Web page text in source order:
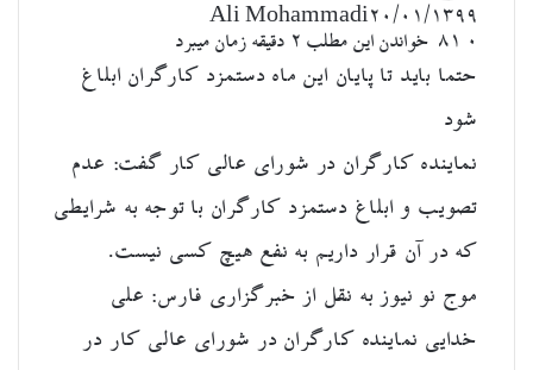
Ali Mohammadi۲۰/۰۱/۱۳۹۹
۰
خواندن این مطلب 2 دقیقه زمان میبرد
حتما باید تا پایان این ماه دستمزد کارگران ابلاغ
شود
نماینده کارگران در شورای عالی کار گفت: عدم
تصویب و ابلاغ دستمزد کارگران با توجه به شرایطی
که در آن قرار داریم به نفع هیچ کسی نیست.
موج نو نیوز به نقل از خبرگزاری فارس: علی
خدایی نماینده کارگران در شورای عالی کار در